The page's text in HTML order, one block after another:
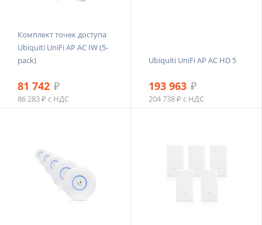
Комплект точек доступа
Ubiquiti UniFi AP AC IW (5-
pack)
81 742 ₽
86 283 ₽ с НДС
Ubiquiti UniFi AP AC HD 5
193 963 ₽
204 738 ₽ с НДС